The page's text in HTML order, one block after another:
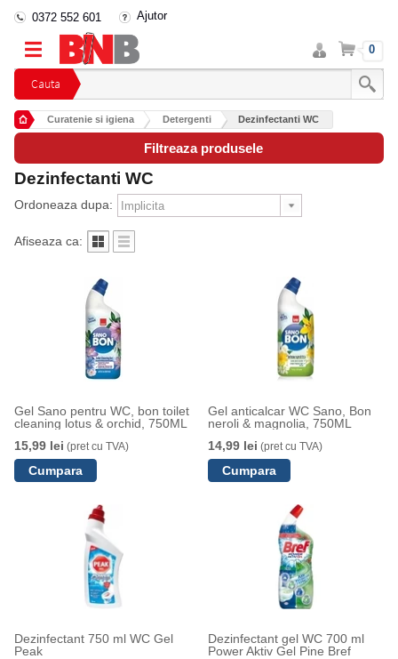
Cauta
0372 552 601 Ajutor
Intra
in
cont
Cos 0
Curatenie si igiena Detergenti Dezinfectanti WC
Filtreaza produsele
Dezinfectanti WC
Ordoneaza dupa:
Afiseaza ca:
Gel Sano pentru WC, bon toilet
cleaning lotus & orchid, 750ML
15,99 lei (pret cu TVA)
Gel anticalcar WC Sano, Bon
neroli & magnolia, 750ML
14,99 lei (pret cu TVA)
Dezinfectant 750 ml WC Gel
Peak
Dezinfectant gel WC 700 ml
Power Aktiv Gel Pine Bref